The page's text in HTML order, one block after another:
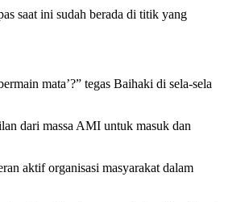
saat ini sudah berada di titik yang
mata’?” tegas Baihaki di sela-sela
dari massa AMI untuk masuk dan
aktif organisasi masyarakat dalam